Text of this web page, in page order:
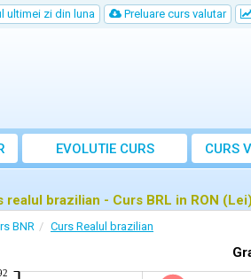
ultimei zi din luna Preluare curs valutar
EVOLUTIE CURS CURS
realul brazilian - Curs BRL in RON (Lei)
BNR Curs Realul brazilian